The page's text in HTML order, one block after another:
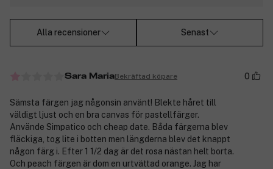
Alla recensioner Senast
Sara MariaBekräftad köpare 0
Sämsta färgen jag någonsin använt! Blekte håret till
väldigt ljust och en bra canvas för pastellfärger.
Använde Simpatico och cheap date. Båda färgerna blev
fläckiga, tog lite i botten men längderna blev det knappt
någon färg i. Efter 1 1/2 dag är det rosa nästan helt borta.
Och peach färgen är dom en urtvättad orange. Jag har